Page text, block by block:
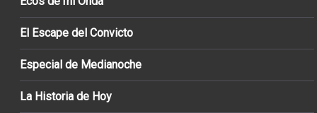
El Escape del Convicto
Especial de Medianoche
La Historia de Hoy